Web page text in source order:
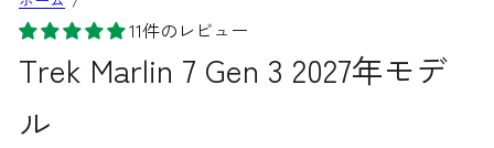
11件のレビュー
Trek Marlin 7 Gen 3 2027年モデ
ル